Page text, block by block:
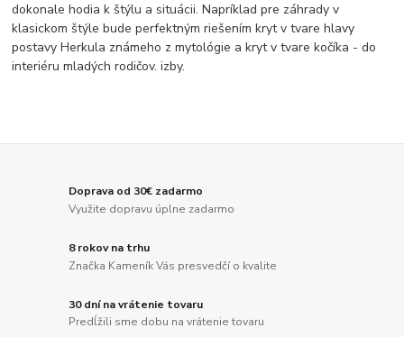
dokonale hodia k štýlu a situácii. Napríklad pre záhrady v
klasickom štýle bude perfektným riešením kryt v tvare hlavy
postavy Herkula známeho z mytológie a kryt v tvare kočíka - do
interiéru mladých rodičov. izby.
Doprava od 30€ zadarmo
Využite dopravu úplne zadarmo
8 rokov na trhu
Značka Kameník Vás presvedčí o kvalite
30 dní na vrátenie tovaru
Predĺžili sme dobu na vrátenie tovaru